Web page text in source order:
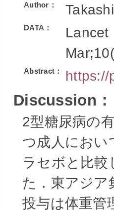
Author：
DATA：
Lancet
Abstract： https://
Discussion：
2型糖尿病の
つ成人におい
ラセボと比較
た．東アジア
投与は体重管